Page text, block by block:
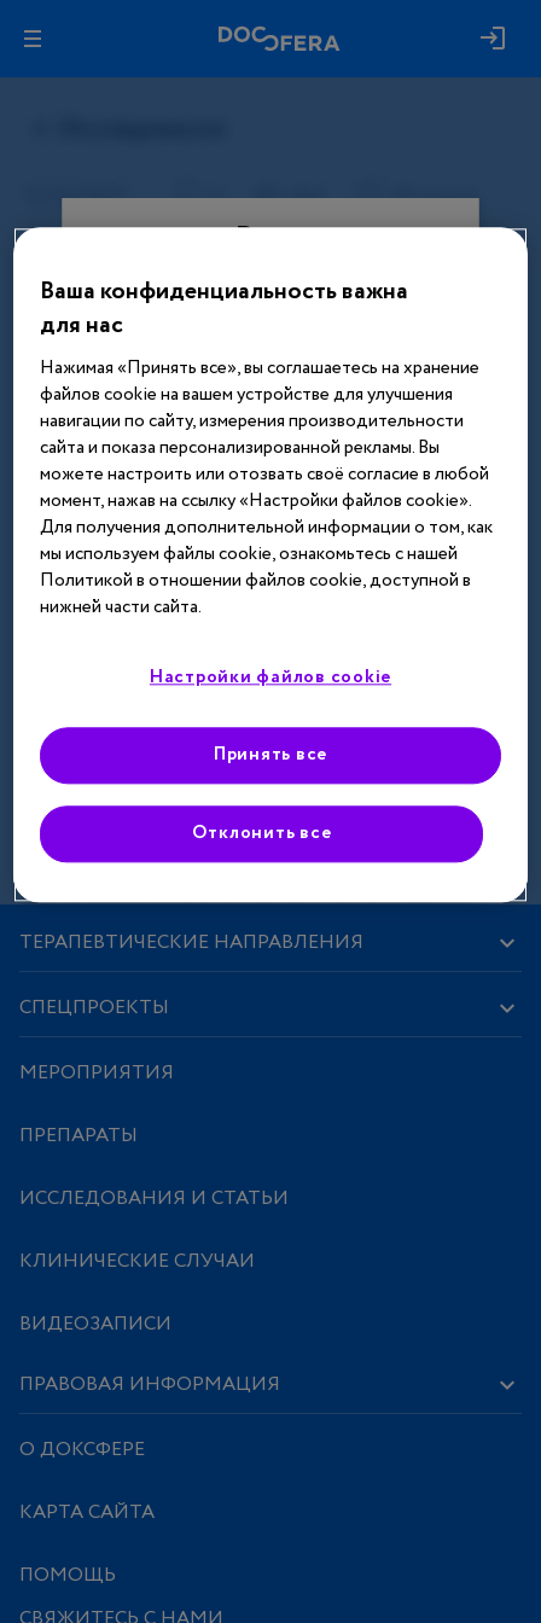
Вход
Этот материал доступен только
после авторизации. Войдите или
зарегистрируйтесь, чтобы получить
доступ ко всем материалам сайта
Введите телефон или email
Далее
Зарегистрироваться
ТЕРАПЕВТИЧЕСКИЕ НАПРАВЛЕНИЯ
СПЕЦПРОЕКТЫ
МЕРОПРИЯТИЯ
ПРЕПАРАТЫ
ИССЛЕДОВАНИЯ И СТАТЬИ
КЛИНИЧЕСКИЕ СЛУЧАИ
ВИДЕОЗАПИСИ
ПРАВОВАЯ ИНФОРМАЦИЯ
О ДОКСФЕРЕ
КАРТА САЙТА
ПОМОЩЬ
Ваша конфиденциальность важна
для нас
Нажимая «Принять все», вы соглашаетесь на хранение
файлов cookie на вашем устройстве для улучшения
навигации по сайту, измерения производительности
сайта и показа персонализированной рекламы. Вы
можете настроить или отозвать своё согласие в любой
момент, нажав на ссылку «Настройки файлов cookie».
Для получения дополнительной информации о том, как
мы используем файлы cookie, ознакомьтесь с нашей
Политикой в отношении файлов cookie, доступной в
нижней части сайта.
Настройки файлов cookie
Отклонить все
Принять все